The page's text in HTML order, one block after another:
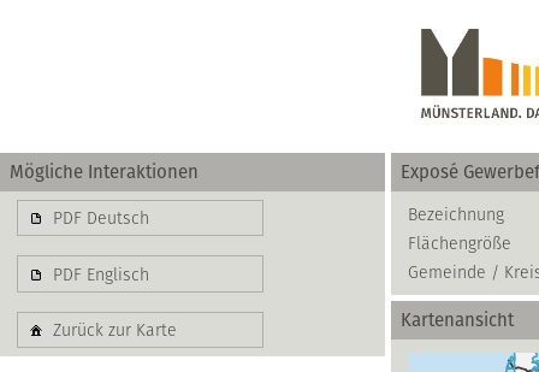
basierend auf
Mögliche Interaktionen
PDF Deutsch
PDF Englisch
Zurück zur Karte
Exposé
Bezeichnung
Flächengröße
Gemeinde /
Kartenansicht